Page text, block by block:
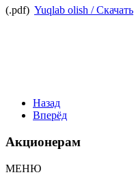
(.pdf) Yuqlab olish / Скачать
Назад
Вперёд
Акционерам
МЕНЮ